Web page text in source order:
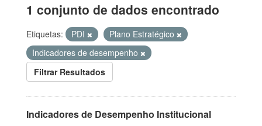
1 conjunto de dados encontrado
Etiquetas: PDI
Plano Estratégico
Indicadores de desempenho
Filtrar Resultados
Indicadores de Desempenho Institucional